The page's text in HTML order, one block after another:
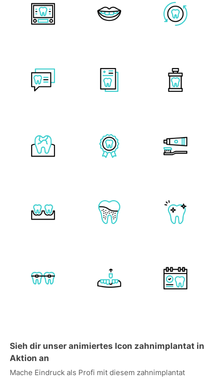
Sieh dir unser animiertes Icon zahnimplantat in
Aktion an
Mache Eindruck als Profi mit diesem zahnimplantat